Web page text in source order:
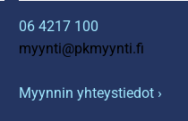
06 4217 100
myynti@pkmyynti.fi
Myynnin yhteystiedot ›